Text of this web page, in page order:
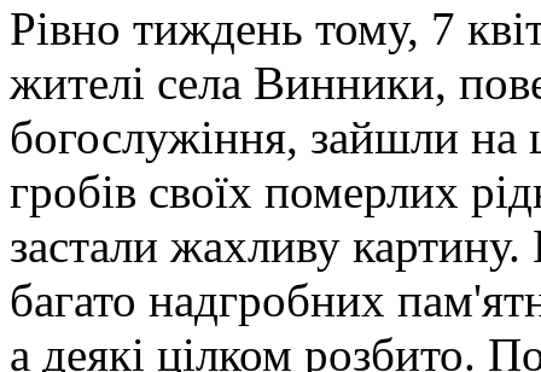
Рівно тиждень тому, 7
жителі села Винники,
богослужіння, зайшли на
гробів своїх померлих
застали жахливу
багато надгробних
а деякі цілком розбито.